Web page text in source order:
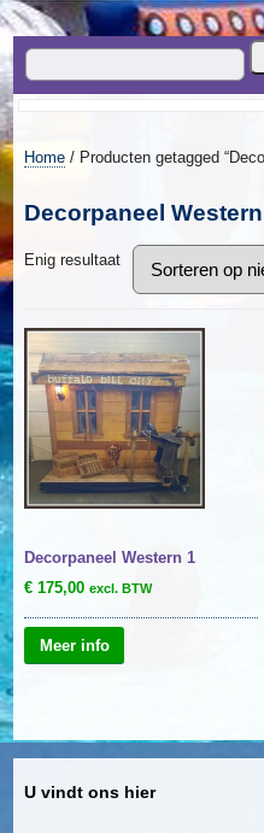
Home/ Producten getagged
Decorpaneel
Enig resultaat
Decorpaneel Western 1
€175,00 excl. BTW
Meer info
U vindt ons hier